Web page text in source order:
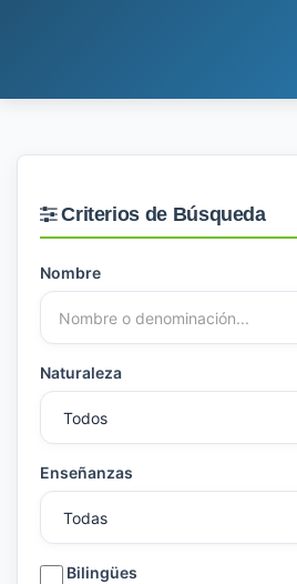
Criterios de Búsqueda
Nombre
Naturaleza
Enseñanzas
Bilingües